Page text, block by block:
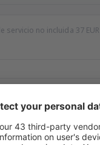
servicio no incluida 37 EUR
de precio
Cologne/